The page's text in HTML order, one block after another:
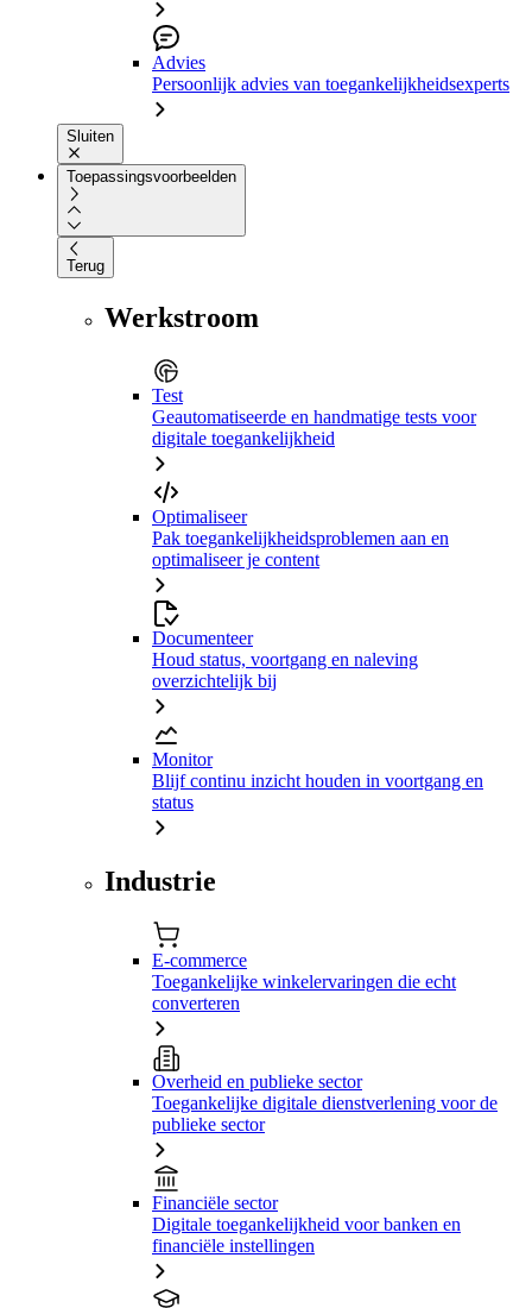
Advies
Persoonlijk advies van toegankelijkheidsexperts
Sluiten
Toepassingsvoorbeelden
Terug
Werkstroom
Test
Geautomatiseerde en handmatige tests voor
digitale toegankelijkheid
Optimaliseer
Pak toegankelijkheidsproblemen aan en
optimaliseer je content
Documenteer
Houd status, voortgang en naleving
overzichtelijk bij
Monitor
Blijf continu inzicht houden in voortgang en
status
Industrie
E-commerce
Toegankelijke winkelervaringen die echt
converteren
Overheid en publieke sector
Toegankelijke digitale dienstverlening voor de
publieke sector
Financiële sector
Digitale toegankelijkheid voor banken en
financiële instellingen